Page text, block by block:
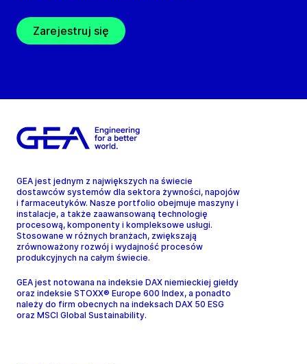
Zarejestruj się
GEA jest jednym z największych na świecie
dostawców systemów dla sektora żywności, napojów
i farmaceutyków. Nasze portfolio obejmuje maszyny i
instalacje, a także zaawansowaną technologię
procesową, komponenty i kompleksowe usługi.
Stosowane w różnych branżach, zwiększają
zrównoważony rozwój i wydajność procesów
produkcyjnych na całym świecie.
GEA jest notowana na indeksie DAX niemieckiej giełdy
oraz indeksie STOXX® Europe 600 Index, a ponadto
należy do firm obecnych na indeksach DAX 50 ESG
oraz MSCI Global Sustainability.